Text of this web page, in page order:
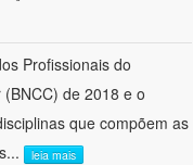
Profissionais do
de 2018 e o
que compõem as
... leia mais